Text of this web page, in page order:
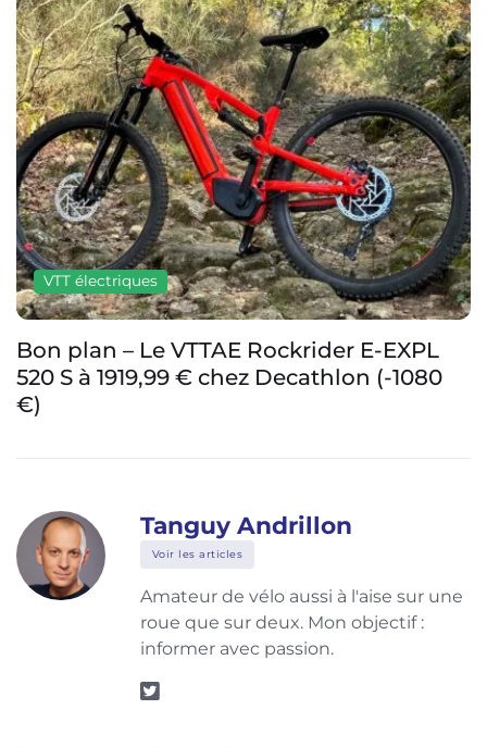
VTT électriques
Bon plan – Le VTTAE Rockrider E-EXPL
520 S à 1919,99 € chez Decathlon (-1080
€)
Tanguy Andrillon
Voir les articles
Amateur de vélo aussi à l'aise sur une
roue que sur deux. Mon objectif :
informer avec passion.